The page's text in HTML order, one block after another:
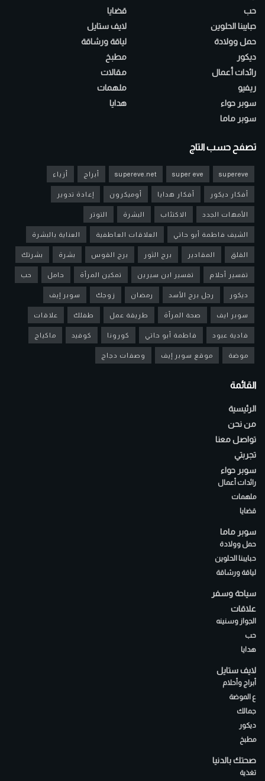
حب
حبايبنا الحلوين
حمل وولادة
ديكور
رائدات أعمال
ريفيو
سوبر حواء
سوبر ماما
قضايا
لايف ستايل
لياقة ورشاقة
مطبخ
مقالات
ملهمات
هدايا
تصفح حسب التاج
supereve
super eve
supereve.net أبراج أزياء
أفكار ديكور أفكار هدايا أوميكرون إعادة تدوير
الأمهات الجدد الاكتئاب البشرة التوتر
الشيف فاطمة أبو حاتي العلاقات العاطفية العناية بالبشرة
القلق المقادير برج الثور برج القوس بشرة بشرتك
تفسير أحلام تفسير ابن سيرين تمكين المرأة حامل حب
ديكور رجل برج الأسد رمضان زوجك سوبر إيف
سوبر ايف صحة المرأة طريقة عمل طفلك علاقات
فادية عبود فاطمة أبو حاتي كورونا كوفيد ماكياج
موضة موقع سوبر إيف وصفات دجاج
القائمة
الرئيسية
من نحن
تواصل معنا
تجربتي
سوبر حواء
رائدات أعمال
ملهمات
قضايا
سوبر ماما
حمل وولادة
حبايبنا الحلوين
لياقة ورشاقة
سياحة وسفر
علاقات
الجواز وسنينه
حب
هدايا
لايف ستايل
أبراج وأحلام
ع الموضة
جمالك
ديكور
مطبخ
صحتك بالدنيا
تغذية